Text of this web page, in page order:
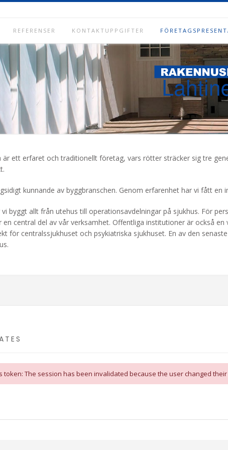
REFERENSER KONTAKTUPPGIFTER
är ett erfaret och traditionellt företag, vars rötter sträcker sig tre
kunnande av byggbranschen. Genom erfarenhet har vi fått
byggt allt från utehus till operationsavdelningar på sjukhus. För
en central del av vår verksamhet. Offentliga institutioner är också
för centralssjukhuset och psykiatriska sjukhuset. En av den
token: The session has been invalidated because the user changed